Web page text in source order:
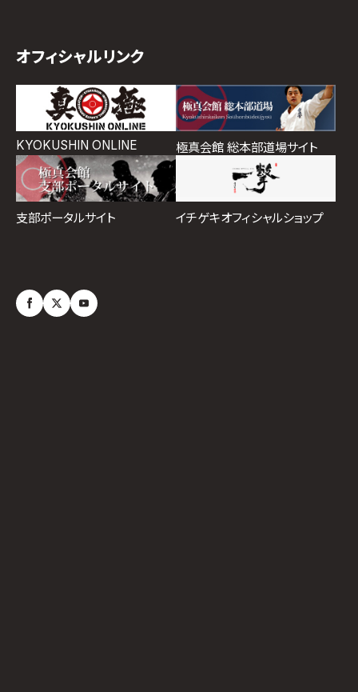
オフィシャルリンク
KYOKUSHIN ONLINE 極真会館 総本部道場サイト
支部ポータルサイト イチゲキオフィシャルショップ